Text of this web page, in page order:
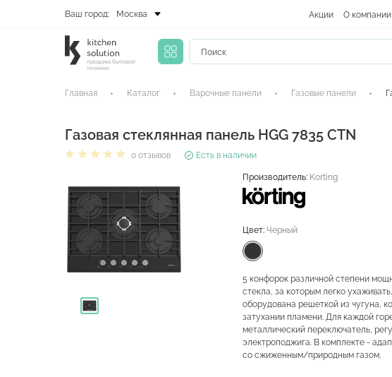
Ваш город: Москва Акции О компании
продажа бытовой
техники
Главная Каталог Варочные панели Газовые панели
Газовая стеклянная панель HGG 7835 CTN
0 отзывов Есть в наличии
Производитель: Korting
Цвет: Черный
5 конфорок различной степени
стекла, за которым легко
оборудована решеткой из чугуна,
затухании пламени. Для каждой
металлический переключатель,
электроподжига. В комплекте -
со сжиженным/природным газом.